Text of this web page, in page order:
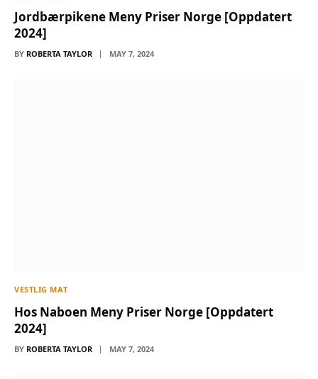
Jordbærpikene Meny Priser Norge [Oppdatert
2024]
BY ROBERTA TAYLOR MAY 7, 2024
VESTLIG MAT
Hos Naboen Meny Priser Norge [Oppdatert
2024]
BY ROBERTA TAYLOR MAY 7, 2024